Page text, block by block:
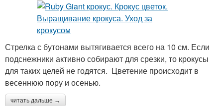
Стрелка с бутонами вытягивается всего на 10 см. Если
подснежники активно собирают для срезки, то крокусы
для таких целей не годятся. Цветение происходит в
весеннюю пору и осенью.
читать дальше →